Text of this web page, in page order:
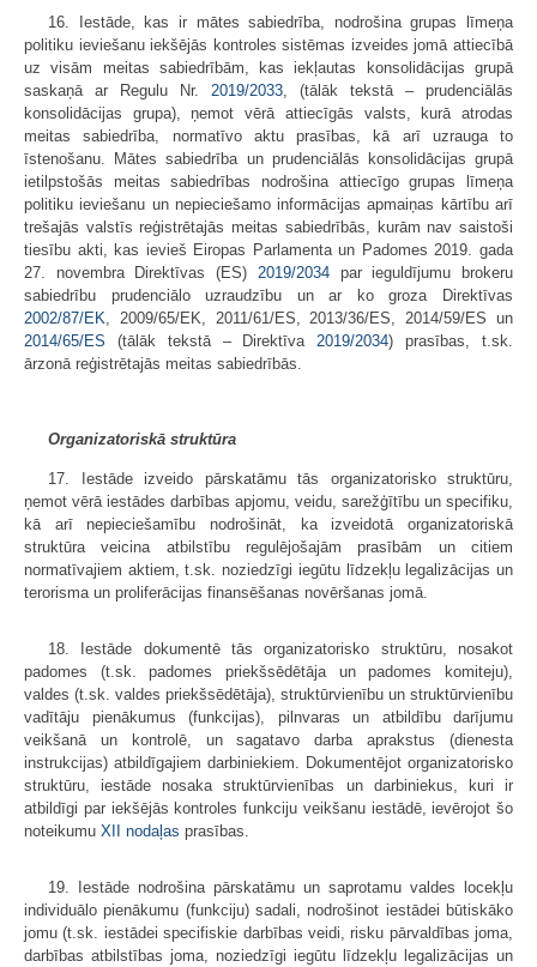
16. Iestāde, kas ir mātes sabiedrība, nodrošina grupas līmeņa
politiku ieviešanu iekšējās kontroles sistēmas izveides jomā attiecībā
uz visām meitas sabiedrībām, kas iekļautas konsolidācijas grupā
saskaņā ar Regulu Nr. 2019/2033 , (tālāk tekstā – prudenciālās
konsolidācijas grupa), ņemot vērā attiecīgās valsts, kurā atrodas
meitas sabiedrība, normatīvo aktu prasības, kā arī uzrauga to
īstenošanu. Mātes sabiedrība un prudenciālās konsolidācijas grupā
ietilpstošās meitas sabiedrības nodrošina attiecīgo grupas līmeņa
politiku ieviešanu un nepieciešamo informācijas apmaiņas kārtību arī
trešajās valstīs reģistrētajās meitas sabiedrībās, kurām nav saistoši
tiesību akti, kas ievieš Eiropas Parlamenta un Padomes 2019. gada
27. novembra Direktīvas (ES) 2019/2034par ieguldījumu brokeru
sabiedrību prudenciālo uzraudzību un ar ko groza Direktīvas
2002/87/EK , 2009/65/EK, 2011/61/ES, 2013/36/ES, 2014/59/ES un
2014/65/ES (tālāk tekstā – Direktīva 2019/2034) prasības, t.sk.
ārzonā reģistrētajās meitas sabiedrībās.
Organizatoriskā struktūra
17. Iestāde izveido pārskatāmu tās organizatorisko struktūru,
ņemot vērā iestādes darbības apjomu, veidu, sarežģītību un specifiku,
kā arī nepieciešamību nodrošināt, ka izveidotā organizatoriskā
struktūra veicina atbilstību regulējošajām prasībām un citiem
normatīvajiem aktiem, t.sk. noziedzīgi iegūtu līdzekļu legalizācijas un
terorisma un proliferācijas finansēšanas novēršanas jomā.
18. Iestāde dokumentē tās organizatorisko struktūru, nosakot
padomes (t.sk. padomes priekšsēdētāja un padomes komiteju),
valdes (t.sk. valdes priekšsēdētāja), struktūrvienību un struktūrvienību
vadītāju pienākumus (funkcijas), pilnvaras un atbildību darījumu
veikšanā un kontrolē, un sagatavo darba aprakstus (dienesta
instrukcijas) atbildīgajiem darbiniekiem. Dokumentējot organizatorisko
struktūru, iestāde nosaka struktūrvienības un darbiniekus, kuri ir
atbildīgi par iekšējās kontroles funkciju veikšanu iestādē, ievērojot šo
noteikumu XII nodaļas prasības.
19. Iestāde nodrošina pārskatāmu un saprotamu valdes locekļu
individuālo pienākumu (funkciju) sadali, nodrošinot iestādei būtiskāko
jomu (t.sk. iestādei specifiskie darbības veidi, risku pārvaldības joma,
darbības atbilstības joma, noziedzīgi iegūtu līdzekļu legalizācijas un